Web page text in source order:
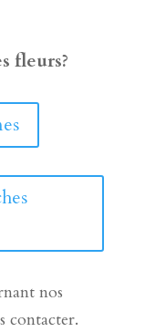
fleurs?
nos
contacter.